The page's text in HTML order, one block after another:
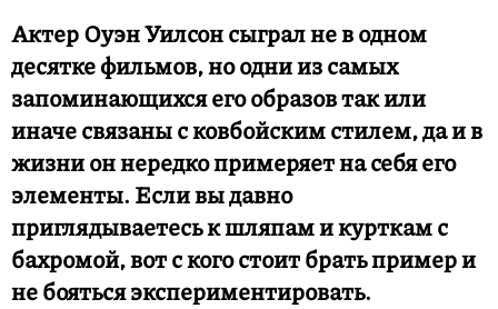
Актер Оуэн Уилсон сыграл не в одном
десятке фильмов, но одни из самых
запоминающихся его образов так или
иначе связаны с ковбойским стилем, да и в
жизни он нередко примеряет на себя его
элементы. Если вы давно
приглядываетесь к шляпам и курткам с
бахромой, вот с кого стоит брать пример и
не бояться экспериментировать.